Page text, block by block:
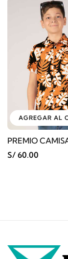
AGREGAR AL
PREMIO
S/ 60.00